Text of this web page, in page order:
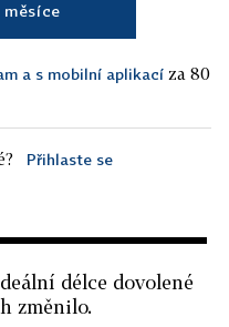
a s mobilní aplikací za 80
Přihlaste se
délce dovolené
změnilo.